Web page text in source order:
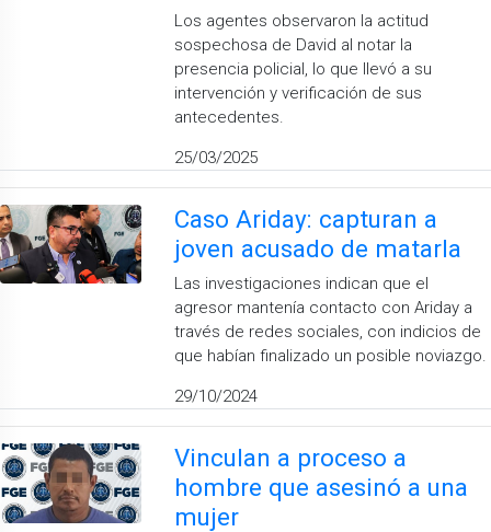
Los agentes observaron la actitud
sospechosa de David al notar la
presencia policial, lo que llevó a su
intervención y verificación de sus
antecedentes.
25/03/2025
Caso Ariday: capturan a
joven acusado de matarla
Las investigaciones indican que el
agresor mantenía contacto con Ariday a
través de redes sociales, con indicios de
que habían finalizado un posible noviazgo.
29/10/2024
Vinculan a proceso a
hombre que asesinó a una
mujer